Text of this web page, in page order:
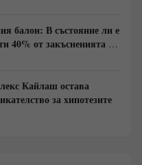
балон: В състояние ли е
40% от закъсненията по
Кайлаш остава
за хипотезите